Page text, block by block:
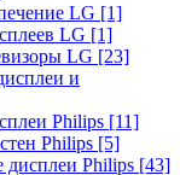
LG [1]
LG [1]
LG [23]
и
Philips [11]
Philips [5]
дисплеи Philips [43]